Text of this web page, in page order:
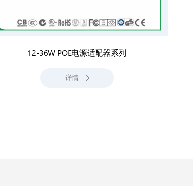
12-36W POE电源适配器系列
详情